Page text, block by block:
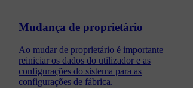
Mudança de proprietário
Ao mudar de proprietário é importante
reiniciar os dados do utilizador e as
configurações do sistema para as
configurações de fábrica.